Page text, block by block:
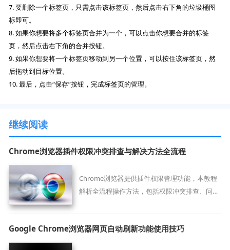
7. 要删除一个标签页，只需点击该标签页，然后点击右下角的垃圾桶图
标即可。
8. 如果你想要将多个标签页合并为一个，可以点击你想要合并的标签
页，然后点击右下角的合并按钮。
9. 如果你想要将一个标签页移动到另一个位置，可以按住该标签页，然
后拖动到目标位置。
10. 最后，点击“保存”按钮，完成标签页的管理。
继续阅读
Chrome浏览器插件权限冲突排查与解决方法全流程
Chrome浏览器提供插件权限管理功能，本教程
解析全流程操作方法，包括权限冲突排查、问题
扩展插件。
Google Chrome浏览器网页自动刷新功能使用技巧